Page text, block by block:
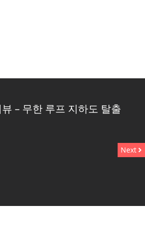
– 무한 루프 지하도 탈출
Next